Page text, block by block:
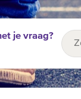
je vraag?